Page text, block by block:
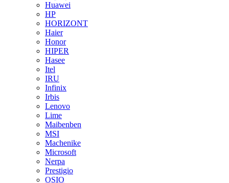
Huawei
HP
HORIZONT
Haier
Honor
HIPER
Hasee
Itel
IRU
Infinix
Irbis
Lenovo
Lime
Maibenben
MSI
Machenike
Microsoft
Nerpa
Prestigio
OSIO